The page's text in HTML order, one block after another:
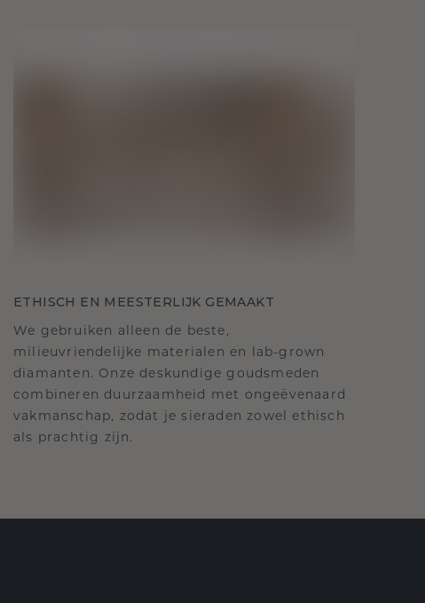
ETHISCH EN MEESTERLIJK GEMAAKT
We gebruiken alleen de beste,
milieuvriendelijke materialen en lab-grown
diamanten. Onze deskundige goudsmeden
combineren duurzaamheid met ongeëvenaard
vakmanschap, zodat je sieraden zowel ethisch
als prachtig zijn.